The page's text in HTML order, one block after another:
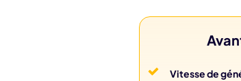
Vitesse de